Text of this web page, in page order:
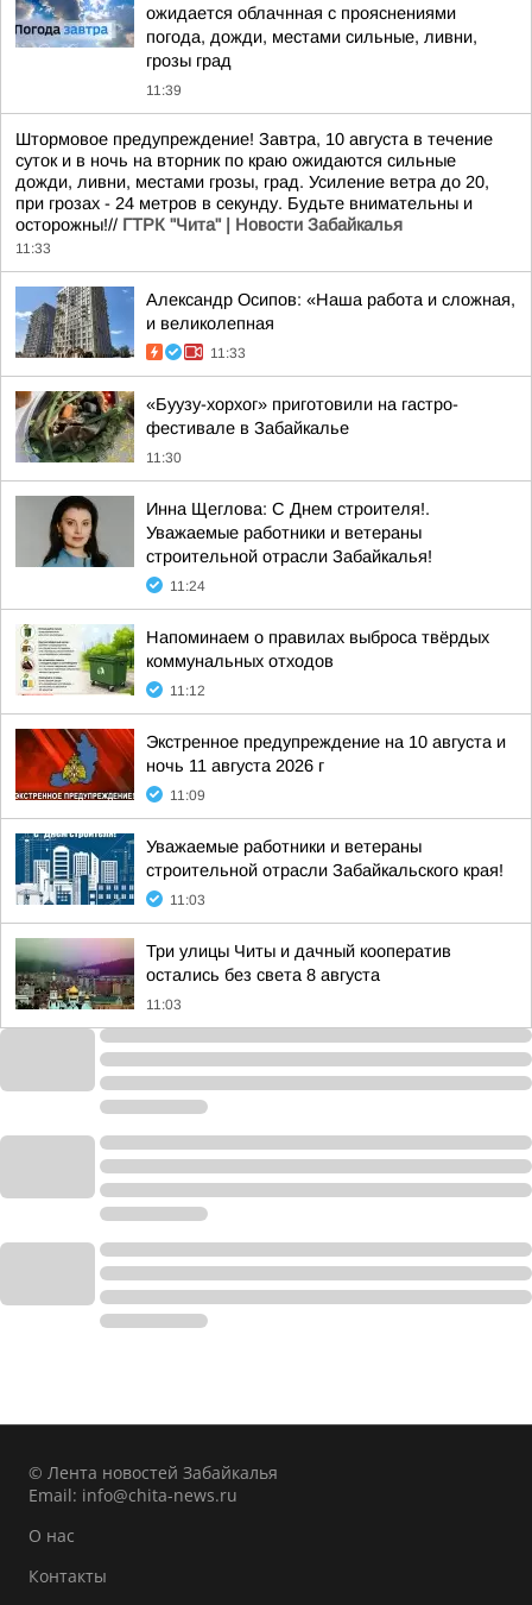
ожидается облачнная с прояснениями
погода, дожди, местами сильные, ливни,
грозы град
11:39
Штормовое предупреждение! Завтра, 10 августа в течение
суток и в ночь на вторник по краю ожидаются сильные
дожди, ливни, местами грозы, град. Усиление ветра до 20,
при грозах - 24 метров в секунду. Будьте внимательны и
осторожны!// ГТРК "Чита" | Новости Забайкалья
11:33
Александр Осипов: «Наша работа и сложная,
и великолепная
11:33
«Буузу-хорхог» приготовили на гастро-
фестивале в Забайкалье
11:30
Инна Щеглова: С Днем строителя!.
Уважаемые работники и ветераны
строительной отрасли Забайкалья!
11:24
Напоминаем о правилах выброса твёрдых
коммунальных отходов
11:12
Экстренное предупреждение на 10 августа и
ночь 11 августа 2026 г
11:09
Уважаемые работники и ветераны
строительной отрасли Забайкальского края!
11:03
Три улицы Читы и дачный кооператив
остались без света 8 августа
11:03
© Лента новостей Забайкалья
Email: info@chita-news.ru
О нас
Контакты